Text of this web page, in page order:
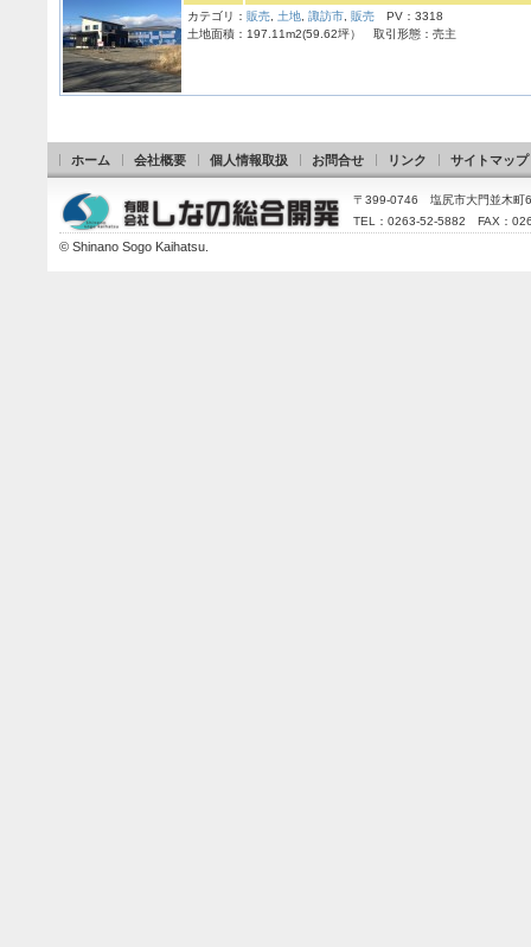
カテゴリ： 販売 土地 諏訪市 販売 PV：3318
土地面積：197.11m2(59.62坪） 取引形態：売主
ホーム 会社概要 個人情報取扱 お問合せ リンク サイトマップ
〒399-0746 塩尻市大門並木町
TEL：0263-52-5882 FAX：
© Shinano Sogo Kaihatsu